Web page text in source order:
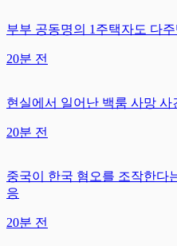
부부 공동명의 1주택자도 다
20분 전
현실에서 일어난 백룸 사망 사
20분 전
중국이 한국 혐오를 조작한다
응
20분 전